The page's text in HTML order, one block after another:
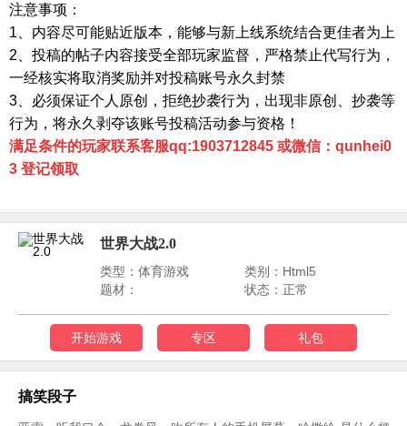
注意事项：
1、内容尽可能贴近版本，能够与新上线系统结合更佳者为上
2、投稿的帖子内容接受全部玩家监督，严格禁止代写行为，
一经核实将取消奖励并对投稿账号永久封禁
3、必须保证个人原创，拒绝抄袭行为，出现非原创、抄袭等
行为，将永久剥夺该账号投稿活动参与资格！
满足条件的玩家联系客服qq:1903712845 或微信：qunhei0
3 登记领取
世界大战2.0
类型：体育游戏
类别：Html5
题材：
状态：正常
开始游戏 专区 礼包
搞笑段子